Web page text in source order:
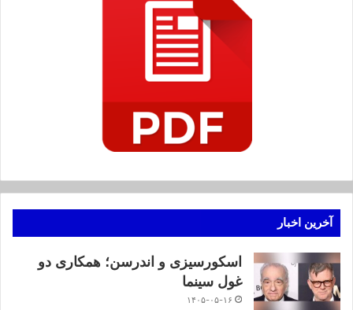
آخرین اخبار
اسکورسیزی و اندرسن؛ همکاری دو
غول سینما
۱۴۰۵-۰۵-۱۶